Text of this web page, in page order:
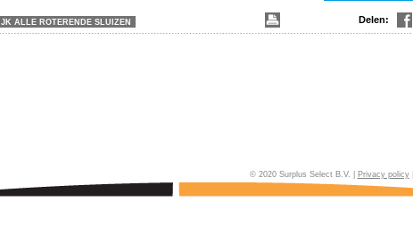
ALLE ROTERENDE SLUIZEN Delen:
© 2020 Surplus Select B.V. | Privacy policy|